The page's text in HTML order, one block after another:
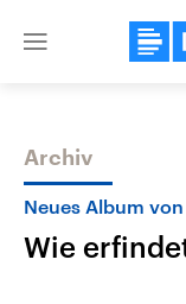
Close
Themen
Archiv
Neues Album
Wie